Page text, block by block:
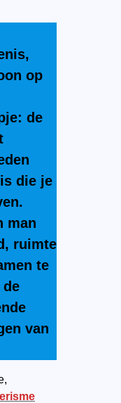
op
de
die je
man
ruimte
te
de
van